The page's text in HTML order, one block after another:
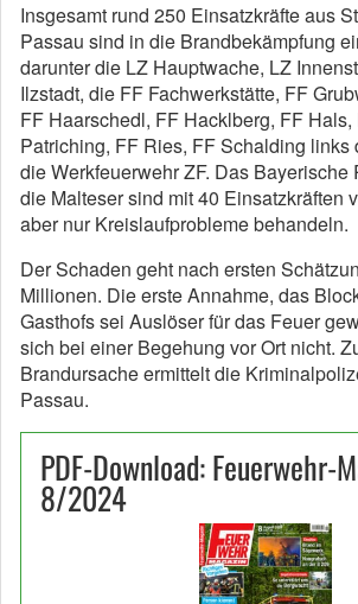
Insgesamt rund 250 Einsatzkräfte aus
Passau sind in die Brandbekämpfung
darunter die LZ Hauptwache, LZ
Ilzstadt, die FF Fachwerkstätte, FF
FF Haarschedl, FF Hacklberg, FF
Patriching, FF Ries, FF Schalding links
die Werkfeuerwehr ZF. Das Bayerische
die Malteser sind mit 40 Einsatzkräften
aber nur Kreislaufprobleme behandeln.
Der Schaden geht nach ersten
Millionen. Die erste Annahme, das
Gasthofs sei Auslöser für das Feuer
sich bei einer Begehung vor Ort nicht.
Brandursache ermittelt die
Passau.
PDF-Download: Feuerwehr-
8/2024